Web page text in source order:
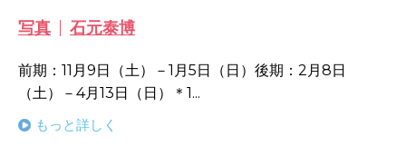
写真 石元泰博
前期：11月9日（土）－1月5日（日）後期：2月8日
（土）－4月13日（日）＊1...
もっと詳しく